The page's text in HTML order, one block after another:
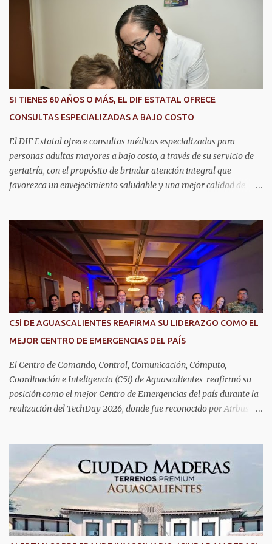
SI TIENES 60 AÑOS O MÁS, EL DIF ESTATAL OFRECE
CONSULTAS ESPECIALIZADAS A BAJO COSTO
El DIF Estatal ofrece consultas médicas especializadas para
personas adultas mayores a bajo costo, a través de su servicio de
geriatría, con el propósito de brindar atención integral que
favorezca un envejecimiento saludable y una mejor calidad de
fundamentalmente en la prevención, el diagnóstico y tratamiento
de las enfermedades más comunes en las personas mayores de 60
años, como diabetes, hipertensión, deterioro cognitivo y
alzhéimer, entre otros padecimientos. "Nuestros adultos mayores
son el corazón de muchas familias y merecen todo nuestro respeto,
cuidado y reconocimiento; por eso, en el DIF Estatal impulsamos
servicios que les ayuden a cuidar su salud y a vivir esta etapa con
presidenta del DIF Estatal. Para acceder al servicio, las y los
interesados deben acudir a la Dirección de Servi...
C5i DE AGUASCALIENTES REAFIRMA SU LIDERAZGO COMO EL
MEJOR CENTRO DE EMERGENCIAS DEL PAÍS
El Centro de Comando, Control, Comunicación, Cómputo,
Coordinación e Inteligencia (C5i) de Aguascalientes reafirmó su
posición como el mejor Centro de Emergencias del país durante la
realización del TechDay 2026, donde fue reconocido por Airbus
seguridad pública y la atención de emergencias. Este encuentro
reunió a autoridades, especialistas nacionales e internacionales y
representantes de instituciones de seguridad para intercambiar
conocimientos y conocer las tendencias más avanzadas en la
materia. La titular del C5i, Michelle Olmos Álvarez, señaló que este
reconocimiento es resultado de la capacidad operativa, la
infraestructura tecnológica de vanguardia y los modelos